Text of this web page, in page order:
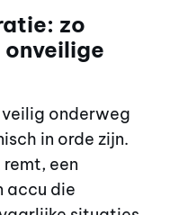
zo
veilig onderweg
in orde zijn.
een
accu die